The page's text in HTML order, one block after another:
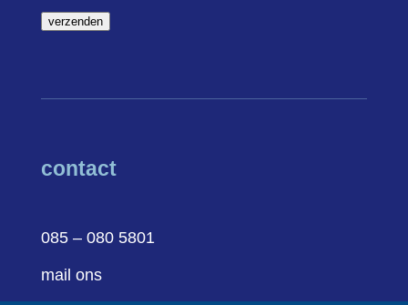
verzenden
contact
085 – 080 5801
mail ons